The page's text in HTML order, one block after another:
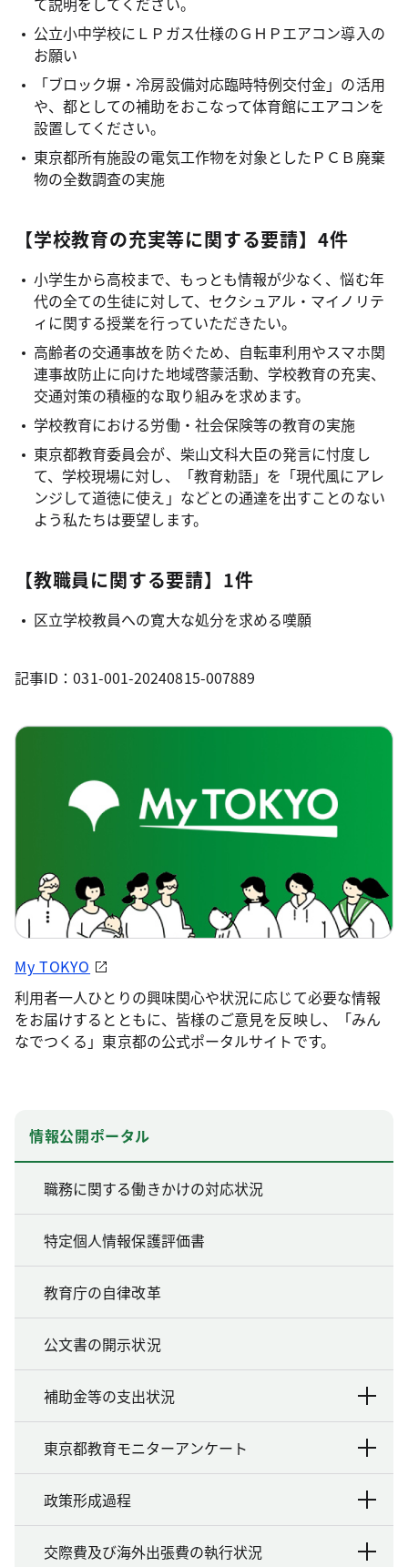
公立小中学校にＬＰガス仕様のＧＨＰエアコン導入の
お願い
「ブロック塀・冷房設備対応臨時特例交付金」の活用
や、都としての補助をおこなって体育館にエアコンを
設置してください。
東京都所有施設の電気工作物を対象としたＰＣＢ廃棄
物の全数調査の実施
【学校教育の充実等に関する要請】4件
小学生から高校まで、もっとも情報が少なく、悩む年
代の全ての生徒に対して、セクシュアル・マイノリテ
ィに関する授業を行っていただきたい。
高齢者の交通事故を防ぐため、自転車利用やスマホ関
連事故防止に向けた地域啓蒙活動、学校教育の充実、
交通対策の積極的な取り組みを求めます。
学校教育における労働・社会保険等の教育の実施
東京都教育委員会が、柴山文科大臣の発言に忖度し
て、学校現場に対し、「教育勅語」を「現代風にアレ
ンジして道徳に使え」などとの通達を出すことのない
よう私たちは要望します。
【教職員に関する要請】1件
区立学校教員への寛大な処分を求める嘆願
記事ID：031-001-20240815-007889
My TOKYO
利用者一人ひとりの興味関心や状況に応じて必要な情報
をお届けするとともに、皆様のご意見を反映し、「みん
なでつくる」東京都の公式ポータルサイトです。
情報公開ポータル
職務に関する働きかけの対応状況
特定個人情報保護評価書
教育庁の自律改革
公文書の開示状況
補助金等の支出状況
東京都教育モニターアンケート
政策形成過程
交際費及び海外出張費の執行状況